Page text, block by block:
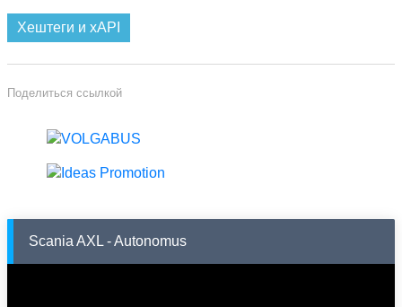
Хештеги и xAPI
Поделиться ссылкой
Scania AXL - Autonomus